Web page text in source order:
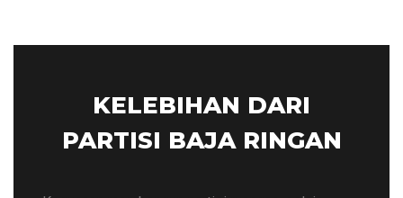
KELEBIHAN DARI
PARTISI BAJA RINGAN